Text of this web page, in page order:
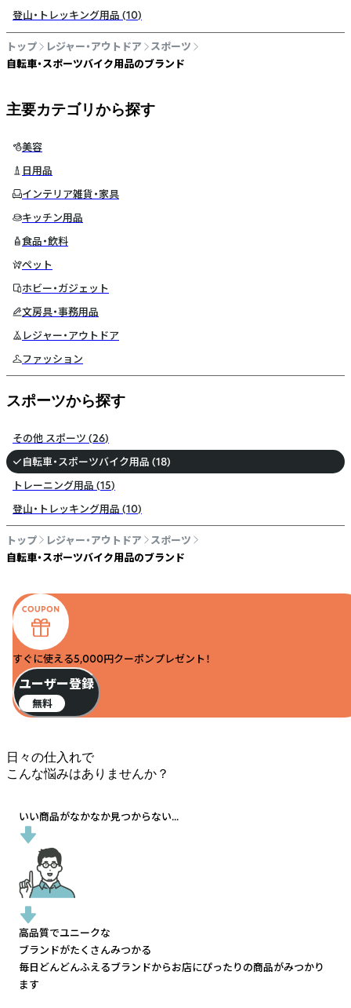
登山・トレッキング用品 (10)
トップ レジャー・アウトドア
スポーツ
自転車・スポーツバイク用品のブランド
主要カテゴリから探す
美容
日用品
インテリア雑貨・家具
キッチン用品
食品・飲料
ペット
ホビー・ガジェット
文房具・事務用品
レジャー・アウトドア
ファッション
スポーツから探す
その他 スポーツ (26)
自転車・スポーツバイク用品 (18)
トレーニング用品 (15)
登山・トレッキング用品 (10)
トップ レジャー・アウトドア
スポーツ
自転車・スポーツバイク用品のブランド
すぐに使える5,000円クーポンプレゼント！
ユーザー登録
無料
日々の仕入れで
こんな悩みはありませんか？
いい商品がなかなか見つからない...
高品質でユニークな
ブランドがたくさんみつかる
毎日どんどんふえるブランドからお店にぴったりの商品がみつかり
ます